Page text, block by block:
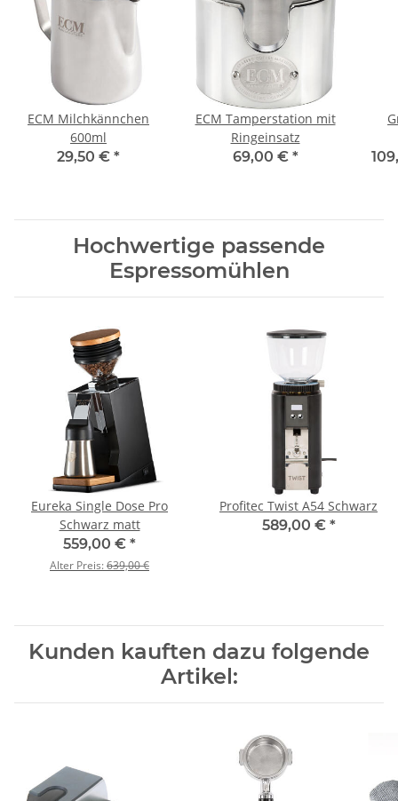
ECM Milchkännchen
600ml
29,50 € *
ECM Tamperstation mit
Ringeinsatz
69,00 € *
Hochwertige passende
Espressomühlen
Eureka Single Dose Pro
Schwarz matt
559,00 € *
Alter Preis:639,00 €
Profitec Twist A54 Schwarz
589,00 € *
Kunden kauften dazu folgende
Artikel: